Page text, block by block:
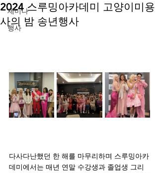
세미나
행사
2024 스루밍아카데미 고양이미용
사의 밤 송년행사
다사다난했던 한 해를 마무리하며 스루밍아카
데미에서는 매년 연말 수강생과 졸업생 그리